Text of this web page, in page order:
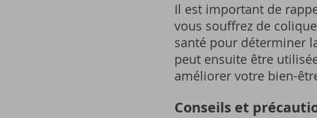
Il est important de
vous souffrez de
santé pour déterminer
peut ensuite être
améliorer votre bien-
Conseils et